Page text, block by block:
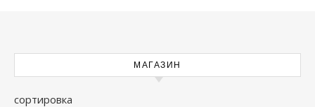
МАГАЗИН
сортировка